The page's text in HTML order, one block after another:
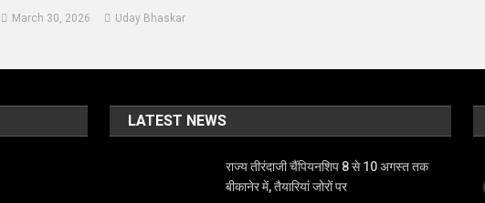
March 30, 2026 Uday Bhaskar
LATEST NEWS
राज्य तीरंदाजी चैंपियनशिप 8 से 10 अगस्त तक
बीकानेर में, तैयारियां जोरों पर